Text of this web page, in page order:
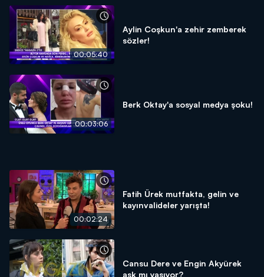
00:05:40
Aylin Coşkun'a zehir zemberek
sözler!
00:03:06
Berk Oktay'a sosyal medya şoku!
00:02:24
Fatih Ürek mutfakta, gelin ve
kayınvalideler yarışta!
Cansu Dere ve Engin Akyürek
aşk mı yaşıyor?